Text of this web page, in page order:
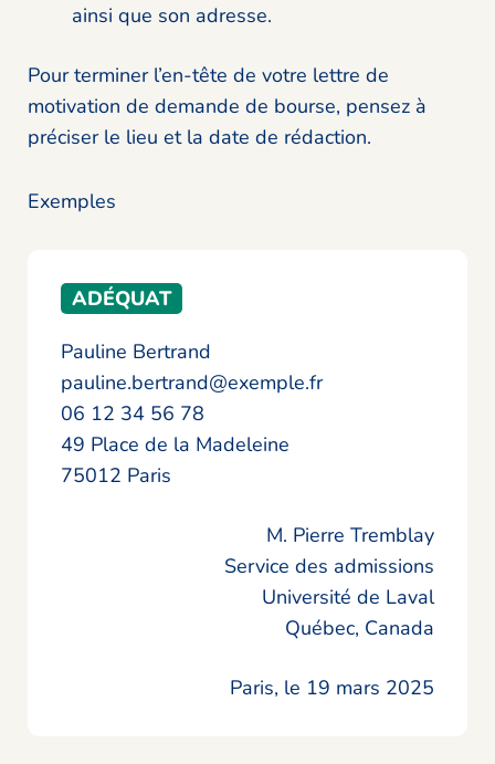
ainsi que son adresse.
Pour terminer l’en-tête de votre lettre de
motivation de demande de bourse, pensez à
préciser le lieu et la date de rédaction.
Exemples
ADÉQUAT
Pauline Bertrand
pauline.bertrand@exemple.fr
06 12 34 56 78
49 Place de la Madeleine
75012 Paris
M. Pierre Tremblay
Service des admissions
Université de Laval
Québec, Canada
Paris, le 19 mars 2025